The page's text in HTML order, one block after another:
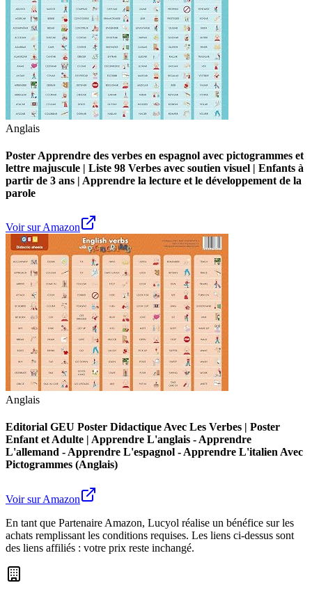
Anglais
Poster Apprendre des verbes en espagnol avec pictogrammes et
lettre majuscule | Liste 98 Verbes avec soutien visuel | Enfants à
partir de 3 ans | Apprendre la lecture et le développement de la
parole
Voir sur Amazon
Anglais
Editorial GEU Poster Didactique Avec Les Verbes | Poster
Enfant et Adulte | Apprendre L'anglais - Apprendre
L'allemand - Apprendre L'espagnol - Apprendre L'italien Avec
Pictogrammes (Anglais)
Voir sur Amazon
En tant que Partenaire Amazon, Lucyol réalise un bénéfice sur les
achats remplissant les conditions requises. Les liens ci-dessus sont
des liens affiliés : votre prix reste inchangé.